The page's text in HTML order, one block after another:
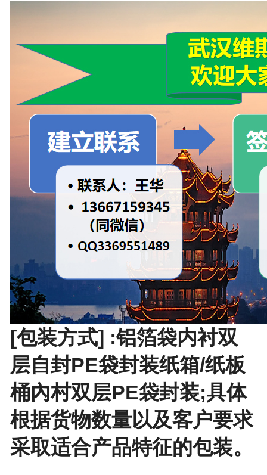
[包装方式] :铝箔袋内衬双
层自封PE袋封装纸箱/纸板
桶內村双层PE袋封装;具体
根据货物数量以及客户要求
采取适合产品特征的包装。